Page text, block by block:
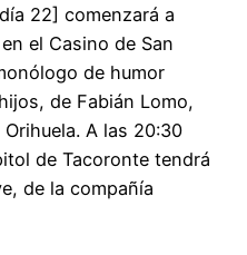
22] comenzará a
el Casino de San
de humor
de Fabián Lomo,
A las 20:30
de Tacoronte tendrá
de la compañía